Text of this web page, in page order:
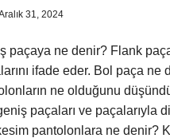
31, 2024
paçaya ne denir? Flank
ifade eder. Bol paça
ne olduğunu
paçaları ve paçalarıyla
pantolonlara ne denir?